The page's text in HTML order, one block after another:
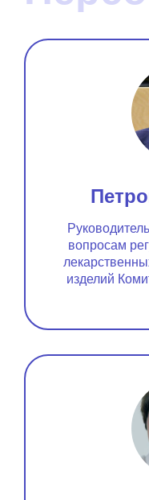
вопросам
изделий